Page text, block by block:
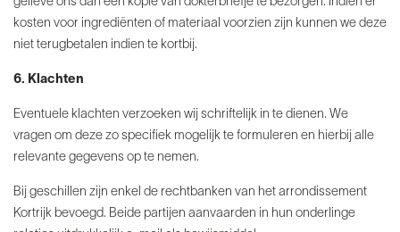
gelieve ons dan een kopie van dokterbriefje te bezorgen. Indien er
kosten voor ingrediënten of materiaal voorzien zijn kunnen we deze
niet terugbetalen indien te kortbij.
6. Klachten
Eventuele klachten verzoeken wij schriftelijk in te dienen. We
vragen om deze zo specifiek mogelijk te formuleren en hierbij alle
relevante gegevens op te nemen.
Bij geschillen zijn enkel de rechtbanken van het arrondissement
Kortrijk bevoegd. Beide partijen aanvaarden in hun onderlinge